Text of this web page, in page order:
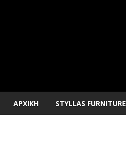
ΑΡΧΙΚΗ STYLLAS FURNITURE